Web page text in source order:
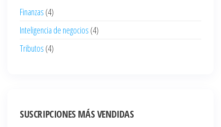
Finanzas (4)
Inteligencia de negocios (4)
Tributos (4)
SUSCRIPCIONES MÁS VENDIDAS